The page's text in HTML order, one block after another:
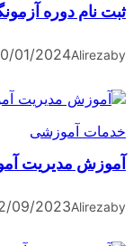
دوره آزمونگری
20/01/2024
آموزشگاه
22/09/2023